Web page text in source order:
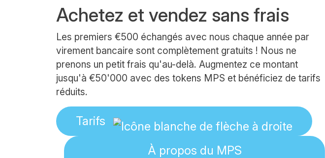
Achetez et vendez sans frais
Les premiers €500 échangés avec nous chaque année par
virement bancaire sont complètement gratuits ! Nous ne
prenons un petit frais qu'au-delà. Augmentez ce montant
jusqu'à €50'000 avec des tokens MPS et bénéficiez de tarifs
réduits.
Tarifs
À propos du MPS